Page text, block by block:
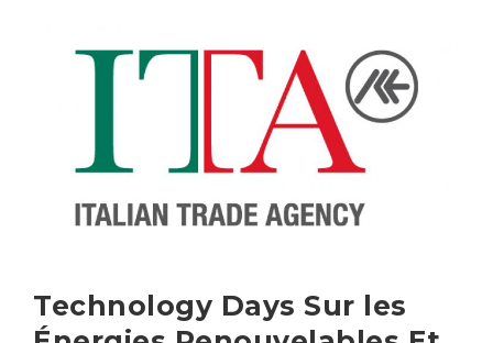
Technology Days Sur les